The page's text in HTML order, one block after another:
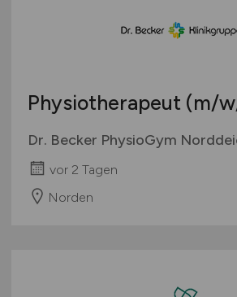
Physiotherapeut (m/
Dr. Becker PhysioGym
vor 2 Tagen
Norden